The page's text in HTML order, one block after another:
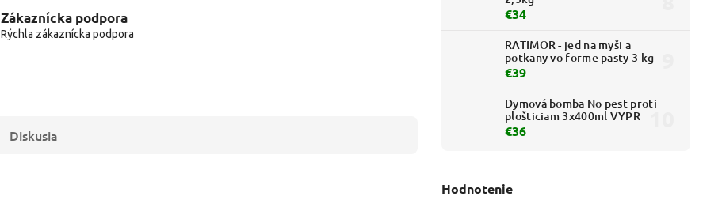
€34
RATIMOR - jed na myši a
potkany vo forme pasty 3 kg
€39
Dymová bomba No pest proti
plošticiam 3x400ml VYPR
€36
Hodnotenie
Zákaznícka podpora
Rýchla zákaznícka podpora
Diskusia